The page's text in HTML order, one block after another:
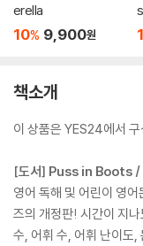
erella
10% 9,900원
책소개
이 상품은 YES24에서
[도서] Puss in Boots /
영어 독해 및 어린이 영
즈의 개정판! 시간이 지
수, 어휘 수, 어휘 난이도,